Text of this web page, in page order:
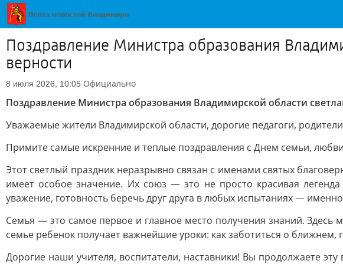
Поздравление Министра образования
верности
8 июля 2026, 10:05 Официально
Поздравление Министра образования Владимирской области
Уважаемые жители Владимирской области, дорогие педагоги,
Примите самые искренние и теплые поздравления с Днем семьи,
Этот светлый праздник неразрывно связан с именами святых
имеет особое значение. Их союз — это не просто красивая
уважение, готовность беречь друг друга в любых испытаниях —
Семья — это самое первое и главное место получения знаний.
семье ребенок получает важнейшие уроки: как заботиться о
Дорогие наши учителя, воспитатели, наставники! Вы продолжаете